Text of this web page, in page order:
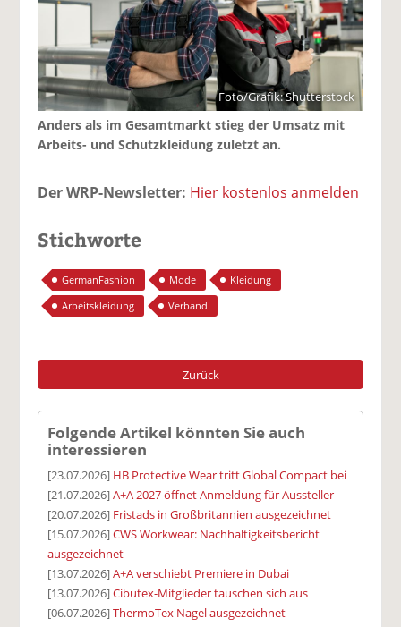
Foto/Grafik: Shutterstock
Anders als im Gesamtmarkt stieg der Umsatz mit
Arbeits- und Schutzkleidung zuletzt an.
Der WRP-Newsletter: Hier kostenlos anmelden
Stichworte
GermanFashion Mode
Kleidung
Arbeitskleidung
Verband
Zurück
Folgende Artikel könnten Sie auch
interessieren
[23.07.2026] HB Protective Wear tritt Global Compact bei
[21.07.2026]A+A 2027 öffnet Anmeldung für Aussteller
[20.07.2026] Fristads in Großbritannien ausgezeichnet
[15.07.2026]CWS Workwear: Nachhaltigkeitsbericht
ausgezeichnet
[13.07.2026]A+A verschiebt Premiere in Dubai
[13.07.2026]Cibutex-Mitglieder tauschen sich aus
[06.07.2026]ThermoTex Nagel ausgezeichnet